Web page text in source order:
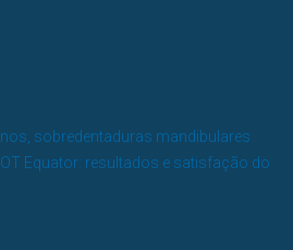
sobredentaduras mandibulares
Equator: resultados e satisfação do